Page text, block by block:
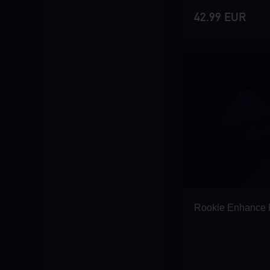
42.99 EUR
Rookie Enhance